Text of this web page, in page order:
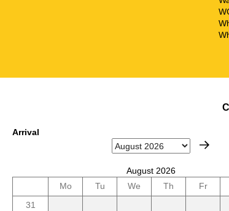
Arrival
August 2026
Mo
Tu We Th Fr
31